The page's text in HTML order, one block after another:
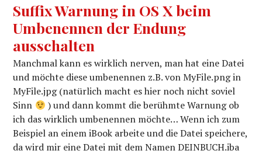
Suffix Warnung in OS X beim
Umbenennen der Endung
ausschalten
Manchmal kann es wirklich nerven, man hat eine Datei
und möchte diese umbenennen z.B. von MyFile.png in
MyFile.jpg (natürlich macht es hier noch nicht soviel
Sinn
) und dann kommt die berühmte Warnung ob
ich das wirklich umbenennen möchte… Wenn ich zum
Beispiel an einem iBook arbeite und die Datei speichere,
da wird mir eine Datei mit dem Namen DEINBUCH.iba